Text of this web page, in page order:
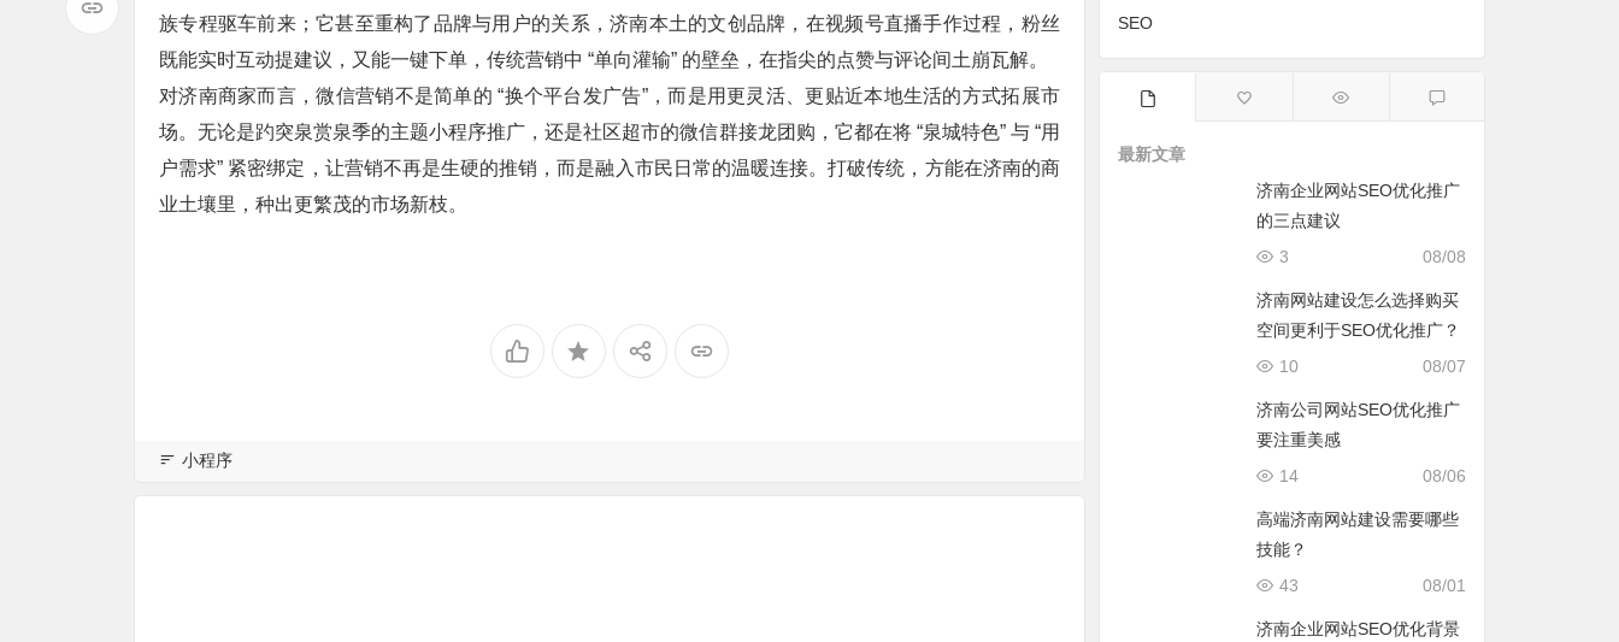
族专程驱车前来；它甚至重构了品牌与用户的关系，济南本土的文创品牌，在视频号直播手作过程，粉丝
既能实时互动提建议，又能一键下单，传统营销中 “单向灌输” 的壁垒，在指尖的点赞与评论间土崩瓦解。
对济南商家而言，微信营销不是简单的 “换个平台发广告”，而是用更灵活、更贴近本地生活的方式拓展市
场。无论是趵突泉赏泉季的主题小程序推广，还是社区超市的微信群接龙团购，它都在将 “泉城特色” 与 “用
户需求” 紧密绑定，让营销不再是生硬的推销，而是融入市民日常的温暖连接。打破传统，方能在济南的商
业土壤里，种出更繁茂的市场新枝。
小程序
SEO
最新文章
济南企业网站SEO优化推广
的三点建议
08/08
3
济南网站建设怎么选择购买
空间更利于SEO优化推广？
08/07
10
济南公司网站SEO优化推广
要注重美感
08/06
14
高端济南网站建设需要哪些
技能？
08/01
43
济南企业网站SEO优化背景